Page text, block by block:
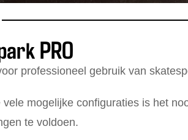
PRO
professioneel gebruik van
vele mogelijke configuraties is het
te voldoen.